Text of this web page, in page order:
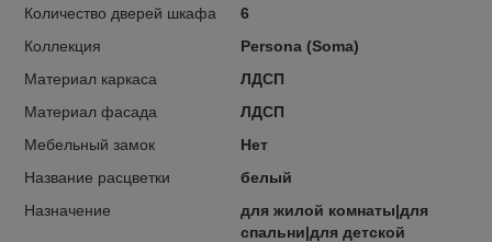
Количество дверей шкафа
6
Коллекция
Persona (Soma)
Материал каркаса
ЛДСП
Материал фасада
ЛДСП
Мебельный замок
Нет
Название расцветки
белый
Назначение
для жилой комнаты|для
спальни|для детской